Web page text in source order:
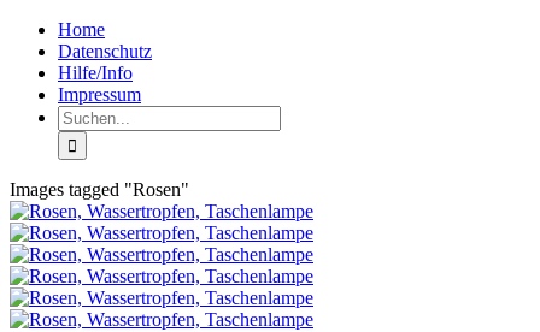
Zum
Inhalt
springen
FacebookHome
Datenschutz
Hilfe/Info
Impressum
Suche
nach:
Images tagged "Rosen"